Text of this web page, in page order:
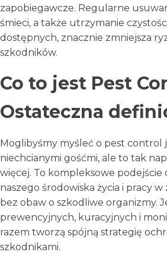
zapobiegawcze. Regularne
śmieci, a także utrzymanie
dostępnych, znacznie zmniejsza
szkodników.
Co to jest Pest
Ostateczna
Moglibyśmy myśleć o pest control
niechcianymi gośćmi, ale to tak
więcej. To kompleksowe podejście
naszego środowiska życia i pracy
bez obaw o szkodliwe organizmy.
prewencyjnych, kuracyjnych i
razem tworzą spójną strategię
szkodnikami.